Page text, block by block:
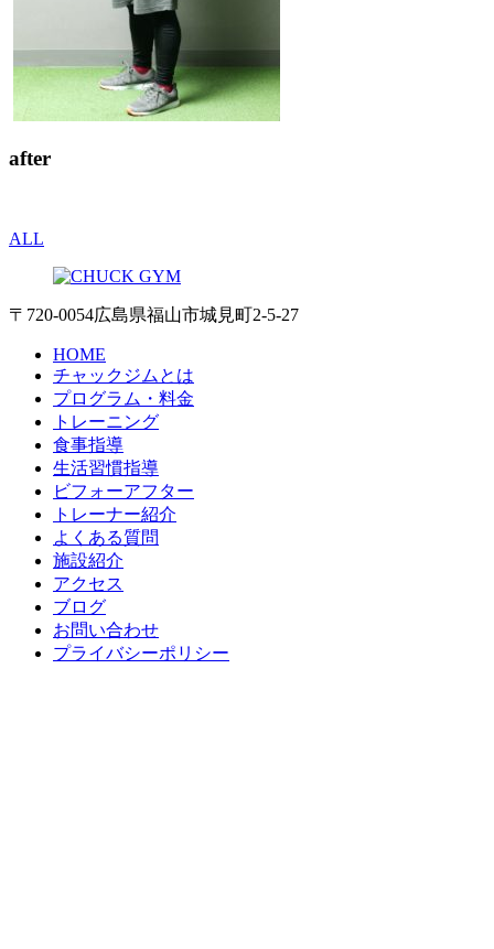
after
ALL
〒720-0054 広島県福山市城見町2-5-27
HOME
チャックジムとは
プログラム・料金
トレーニング
食事指導
生活習慣指導
ビフォーアフター
トレーナー紹介
よくある質問
施設紹介
アクセス
ブログ
お問い合わせ
プライバシーポリシー